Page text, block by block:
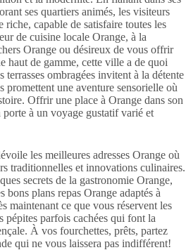
ses quartiers animés, les visiteurs
capable de satisfaire toutes les
de cuisine locale Orange, à la
Orange ou désireux de vous offrir
haut de gamme, cette ville a de quoi
ombragées invitent à la détente
promettent une aventure sensorielle où
Offrir une place à Orange dans son
à un voyage gustatif varié et
les meilleures adresses Orange où
traditionnelles et innovations culinaires.
secrets de la gastronomie Orange,
bons plans repas Orange adaptés à
maintenant ce que vous réservent les
pépites parfois cachées qui font la
À vos fourchettes, prêts, partez
qui ne vous laissera pas indifférent!